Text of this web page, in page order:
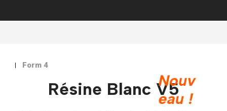
Nouv
eau !
Form 4
Résine Blanc V5